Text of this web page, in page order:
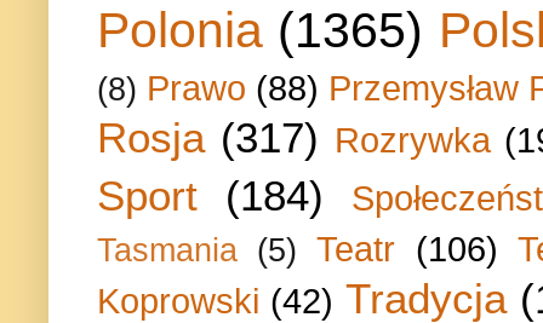
Polonia (1365)
(8) Prawo (88) Przemysław
Rosja (317) Rozrywka
Sport (184)
Tasmania (5) Teatr (106)
Koprowski (42) Tradycja